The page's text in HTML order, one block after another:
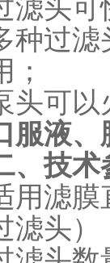
滤头可
种过滤
；
头可以
服液
、技术
用滤膜
滤头）